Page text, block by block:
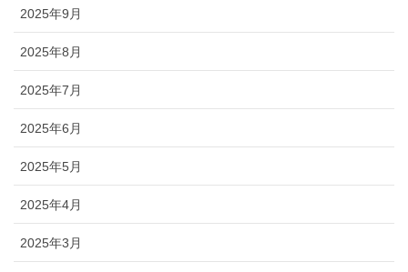
2025年9月
2025年8月
2025年7月
2025年6月
2025年5月
2025年4月
2025年3月